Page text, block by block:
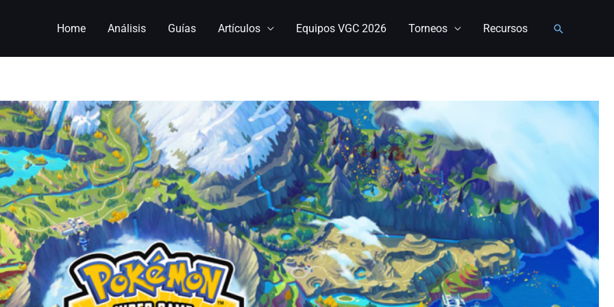
Home Análisis Guías Artículos Equipos VGC 2026 Torneos Recursos Buscar